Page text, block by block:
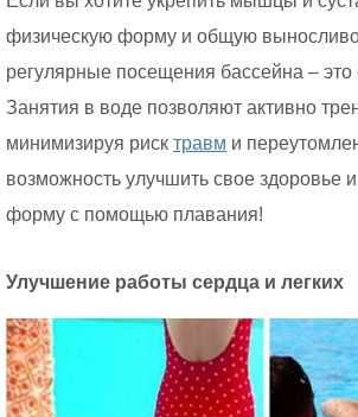
физическую форму и общую
регулярные посещения бассейна – это
Занятия в воде позволяют активно
минимизируя риск травм и
возможность улучшить свое здоровье
форму с помощью плавания!
Улучшение работы сердца и легких